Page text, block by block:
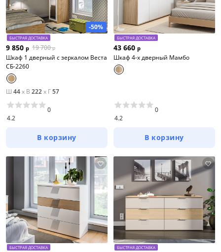
Тип товара
Комоды
-50%
БЫСТРАЯ ДОСТАВКА
9 850 р 19 700 р
Шкаф 1 дверный с зеркалом Веста
СБ-2260
Ш 44x В 222x Г57
4.2
0
В корзину
БЫСТРАЯ ДОСТАВКА
43 660 р
Шкаф 4-х дверный Мамбо
4.2
0
В корзину
БЫСТРАЯ ДОСТАВКА БЫСТРАЯ ДОСТАВКА